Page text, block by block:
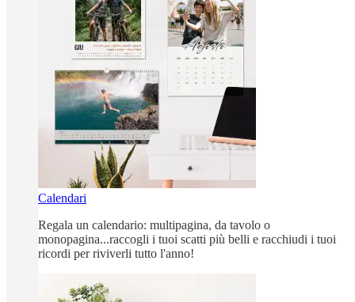
Calendari
Regala un calendario: multipagina, da tavolo o
monopagina...raccogli i tuoi scatti più belli e racchiudi i tuoi
ricordi per riviverli tutto l'anno!